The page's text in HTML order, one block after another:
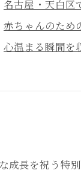
名古屋・天白区
赤ちゃんのため
心温まる瞬間を
プロのカメラ
家族のストーリ
長を祝う特